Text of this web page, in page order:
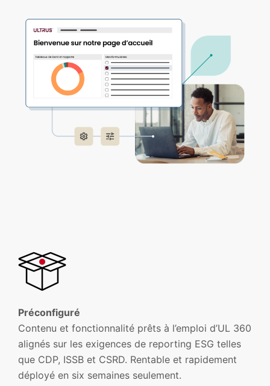
Préconfiguré
Contenu et fonctionnalité prêts à l’emploi d’UL 360
alignés sur les exigences de reporting ESG telles
que CDP, ISSB et CSRD. Rentable et rapidement
déployé en six semaines seulement.